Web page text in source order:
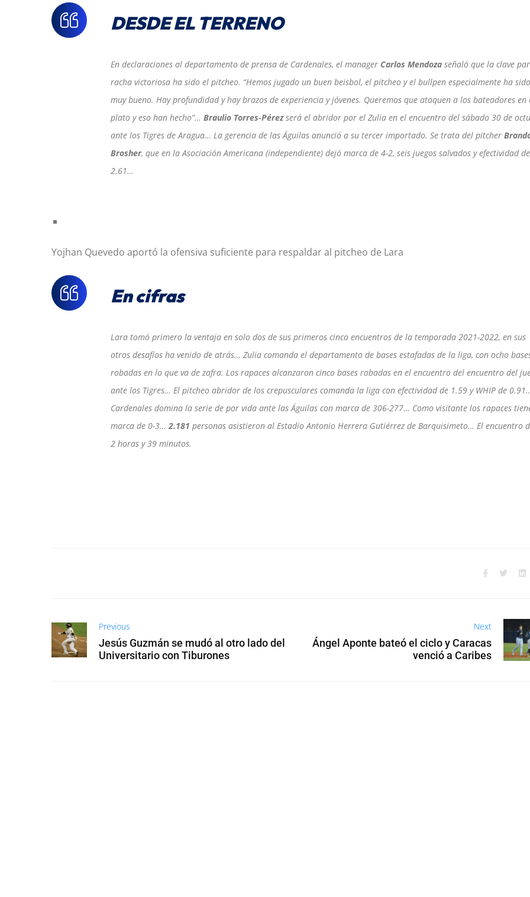
DESDE EL TERRENO
En declaraciones al departamento de prensa de Cardenales, el manager Carlos Mendoza señaló que la clave
racha victoriosa ha sido el pitcheo. “Hemos jugado un buen beisbol, el pitcheo y el bullpen especialmente ha sido
muy bueno. Hay profundidad y hay brazos de experiencia y jóvenes. Queremos que ataquen a los bateadores en
plato y eso han hecho”… Braulio Torres-Pérezserá el abridor por el Zulia en el encuentro del sábado 30 de
ante los Tigres de Aragua… La gerencia de las Águilas anunció a su tercer importado. Se trata del pitcher
Brosher, que en la Asociación Americana (independiente) dejó marca de 4-2, seis juegos salvados y efectividad de
2.61…
Yojhan Quevedo aportó la ofensiva suficiente para respaldar al pitcheo de Lara
En cifras
Lara tomó primero la ventaja en solo dos de sus primeros cinco encuentros de la temporada 2021-2022, en sus
otros desafíos ha venido de atrás… Zulia comanda el departamento de bases estafadas de la liga, con ocho
robadas en lo que va de zafra. Los rapaces alcanzaron cinco bases robadas en el encuentro del encuentro del
ante los Tigres… El pitcheo abridor de los crepusculares comanda la liga con efectividad de 1.59 y WHIP de
Cardenales domina la serie de por vida ante las Águilas con marca de 306-277… Como visitante los rapaces
marca de 0-3…2.181 personas asistieron al Estadio Antonio Herrera Gutiérrez de Barquisimeto… El encuentro
2 horas y 39 minutos.
Previous
Jesús Guzmán se mudó al otro lado del
Universitario con Tiburones
Next
Ángel Aponte bateó el ciclo y Caracas
venció a Caribes